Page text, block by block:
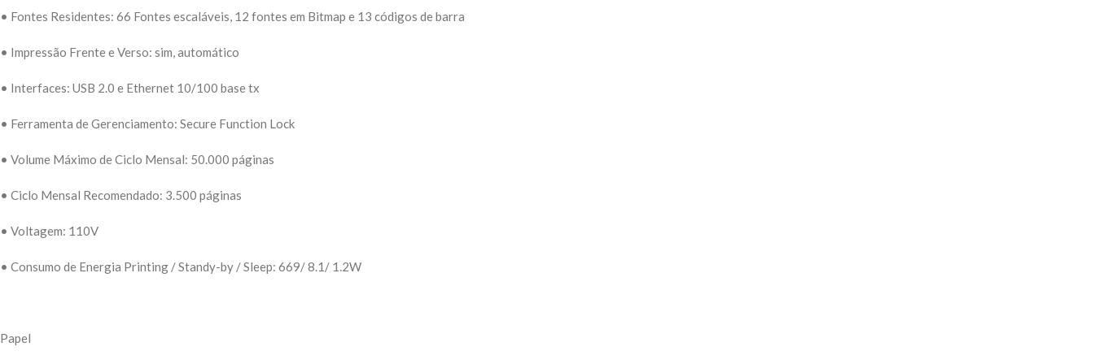
• Fontes Residentes: 66 Fontes escaláveis, 12 fontes em Bitmap e 13 códigos de barra
• Impressão Frente e Verso: sim, automático
• Interfaces: USB 2.0 e Ethernet 10/100 base tx
• Ferramenta de Gerenciamento: Secure Function Lock
• Volume Máximo de Ciclo Mensal: 50.000 páginas
• Ciclo Mensal Recomendado: 3.500 páginas
• Voltagem: 110V
• Consumo de Energia Printing / Standy-by / Sleep: 669/ 8.1/ 1.2W
Papel